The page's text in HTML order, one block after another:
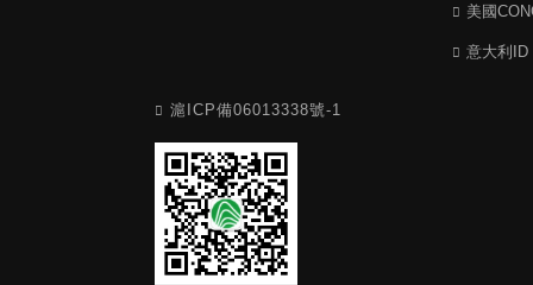
美國
意大利ID
滬ICP備06013338號-1